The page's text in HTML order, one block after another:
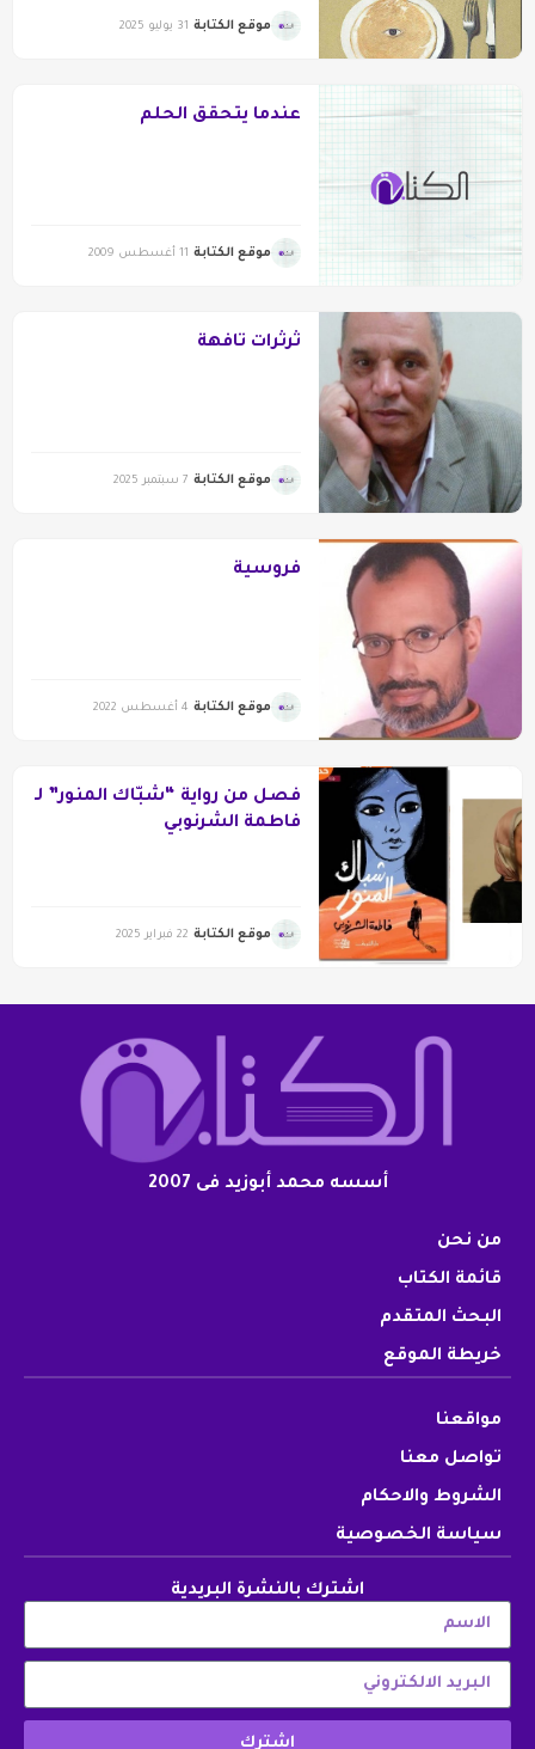
موقع الكتابة 31 يوليو 2025
عندما يتحقق الحلم
موقع الكتابة 11 أغسطس 2009
ثرثرات تافهة
موقع الكتابة 7 سبتمبر 2025
فروسية
موقع الكتابة 4 أغسطس 2022
فصل من رواية “شبّاك المنور” لـ
فاطمة الشرنوبي
موقع الكتابة 22 فبراير 2025
أسسه محمد أبوزيد فى 2007
من نحن
قائمة الكتاب
البحث المتقدم
خريطة الموقع
مواقعنا
تواصل معنا
الشروط والاحكام
سياسة الخصوصية
اشترك بالنشرة البريدية
اشترك